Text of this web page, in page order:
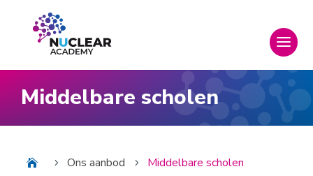
Middelbare scholen
5 Ons aanbod 5 Middelbare scholen